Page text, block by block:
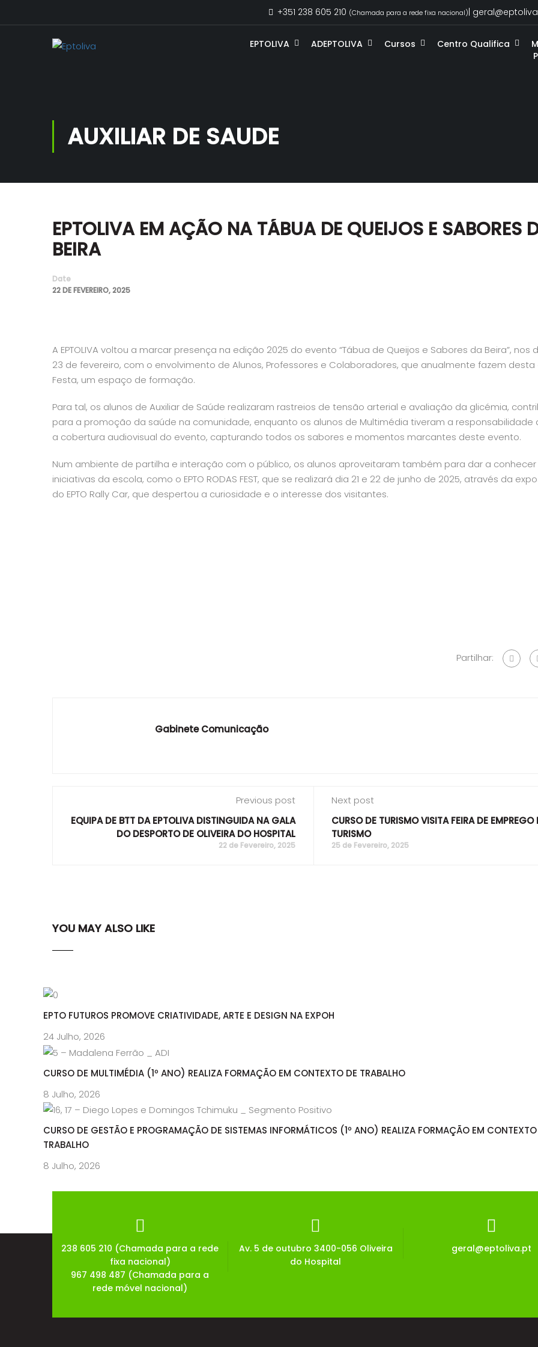
+351 238 605 210 (Chamada para a rede fixa nacional) |
EPTOLIVA ADEPTOLIVA Cursos Centro Qualifica
AUXILIAR DE SAUDE
EPTOLIVA EM AÇÃO NA TÁBUA DE QUEIJOS E SABORES
BEIRA
Date
22 DE FEVEREIRO, 2025
A EPTOLIVA voltou a marcar presença na edição 2025 do evento “Tábua de Queijos e Sabores da Beira”, nos
23 de fevereiro, com o envolvimento de Alunos, Professores e Colaboradores, que anualmente fazem
Festa, um espaço de formação.
Para tal, os alunos de Auxiliar de Saúde realizaram rastreios de tensão arterial e avaliação da glicémia,
para a promoção da saúde na comunidade, enquanto os alunos de Multimédia tiveram a responsabilidade
a cobertura audiovisual do evento, capturando todos os sabores e momentos marcantes deste evento.
Num ambiente de partilha e interação com o público, os alunos aproveitaram também para dar a
iniciativas da escola, como o EPTO RODAS FEST, que se realizará dia 21 e 22 de junho de 2025, através da
do EPTO Rally Car, que despertou a curiosidade e o interesse dos visitantes.
Partilhar:
Gabinete Comunicação
Previous post
EQUIPA DE BTT DA EPTOLIVA DISTINGUIDA NA GALA
DO DESPORTO DE OLIVEIRA DO HOSPITAL
22 de Fevereiro, 2025
Next post
CURSO DE TURISMO VISITA FEIRA DE EMPREGO
TURISMO
25 de Fevereiro, 2025
YOU MAY ALSO LIKE
EPTO FUTUROS PROMOVE CRIATIVIDADE, ARTE E DESIGN NA EXPOH
24 Julho, 2026
CURSO DE MULTIMÉDIA (1º ANO) REALIZA FORMAÇÃO EM CONTEXTO DE TRABALHO
8 Julho, 2026
CURSO DE GESTÃO E PROGRAMAÇÃO DE SISTEMAS INFORMÁTICOS (1º ANO) REALIZA FORMAÇÃO EM
TRABALHO
8 Julho, 2026
238 605 210 (Chamada para a rede
fixa nacional)
967 498 487 (Chamada para a
rede móvel nacional)
Av. 5 de outubro 3400-056 Oliveira
do Hospital
geral@eptoliva.pt